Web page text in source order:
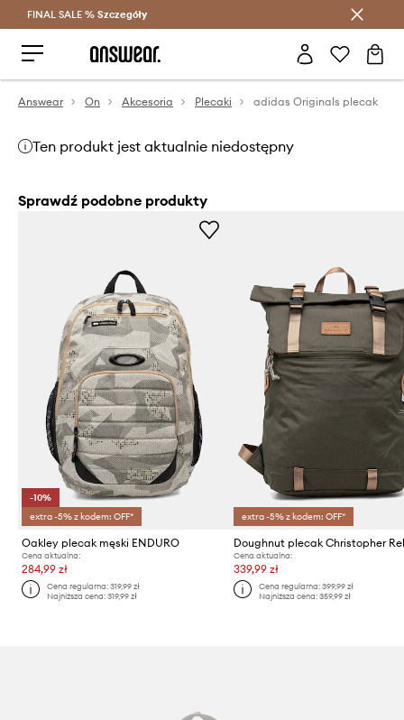
Oszczędzaj z Answear Club >
FINAL SALE % Szczegóły
Answear On Akcesoria Plecaki adidas Originals plecak
Ten produkt jest aktualnie niedostępny
Sprawdź podobne produkty
-10%
extra -5% z kodem: OFF*
Oakley plecak męski ENDURO
Cena aktualna:
284,99 zł
Cena regularna:319,99 zł
Najniższa cena:319,99 zł
extra -5% z kodem: OFF*
Doughnut plecak Christopher
Cena aktualna:
339,99 zł
Cena regularna: 399,99 zł
Najniższa cena: 359,99 zł